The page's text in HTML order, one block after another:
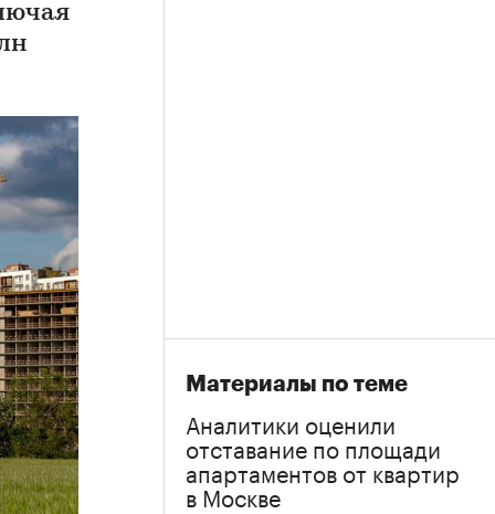
Материалы по теме
Аналитики оценили
отставание по площади
апартаментов от квартир
в Москве